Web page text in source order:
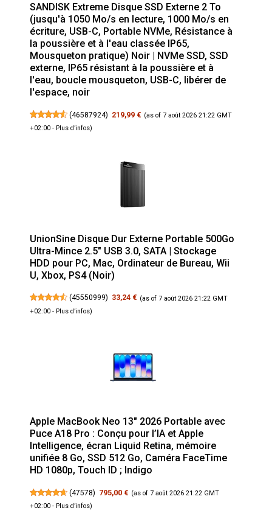
SANDISK Extreme Disque SSD Externe 2 To
(jusqu'à 1050 Mo/s en lecture, 1000 Mo/s en
écriture, USB-C, Portable NVMe, Résistance à
la poussière et à l'eau classée IP65,
Mousqueton pratique) Noir | NVMe SSD, SSD
externe, IP65 résistant à la poussière et à
l'eau, boucle mousqueton, USB-C, libérer de
l'espace, noir
(46587924) 219,99 € (as of 7 août 2026 21:22 GMT
+02:00 - Plus d’infos)
UnionSine Disque Dur Externe Portable 500Go
Ultra-Mince 2.5" USB 3.0, SATA | Stockage
HDD pour PC, Mac, Ordinateur de Bureau, Wii
U, Xbox, PS4 (Noir)
(45550999) 33,24 € (as of 7 août 2026 21:22 GMT
+02:00 - Plus d’infos)
Apple MacBook Neo 13″ 2026 Portable avec
Puce A18 Pro : Conçu pour l’IA et Apple
Intelligence, écran Liquid Retina, mémoire
unifiée 8 Go, SSD 512 Go, Caméra FaceTime
HD 1080p, Touch ID ; Indigo
(47578) 795,00 € (as of 7 août 2026 21:22 GMT
+02:00 - Plus d’infos)